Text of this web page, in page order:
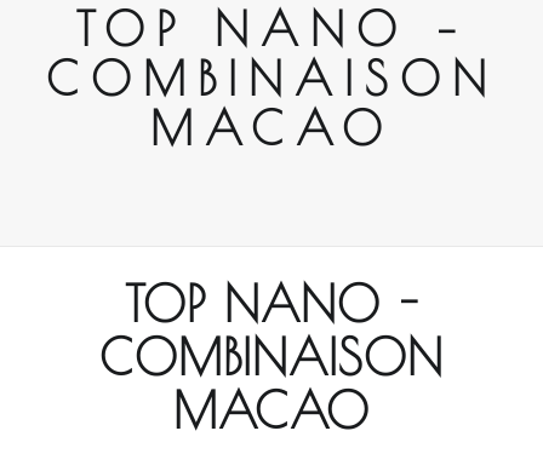
TOP NANO –
COMBINAISON
MACAO
TOP NANO -
COMBINAISON
MACAO